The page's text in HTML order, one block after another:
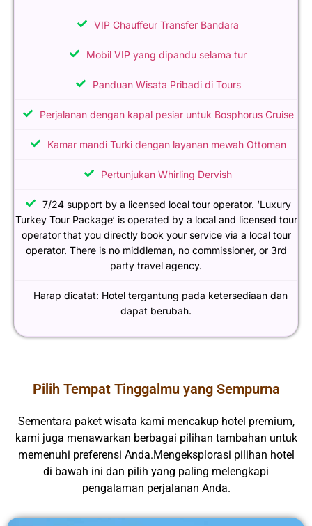
VIP Chauffeur Transfer Bandara
Mobil VIP yang dipandu selama tur
Panduan Wisata Pribadi di Tours
Perjalanan dengan kapal pesiar untuk Bosphorus Cruise
Kamar mandi Turki dengan layanan mewah Ottoman
Pertunjukan Whirling Dervish
7/24 support by a licensed local tour operator. ‘Luxury
Turkey Tour Package‘ is operated by a local and licensed tour
operator that you directly book your service via a local tour
operator. There is no middleman, no commissioner, or 3rd
party travel agency.
Harap dicatat: Hotel tergantung pada ketersediaan dan
dapat berubah.
Pilih Tempat Tinggalmu yang Sempurna
Sementara paket wisata kami mencakup hotel premium,
kami juga menawarkan berbagai pilihan tambahan untuk
memenuhi preferensi Anda.Mengeksplorasi pilihan hotel
di bawah ini dan pilih yang paling melengkapi
pengalaman perjalanan Anda.